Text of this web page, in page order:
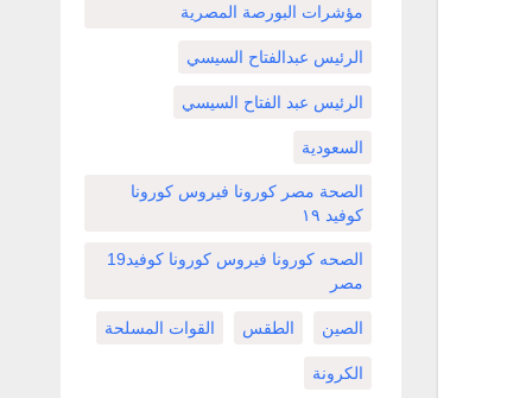
مؤشرات البورصة المصرية
الرئيس عبدالفتاح السيسي
الرئيس عبد الفتاح السيسي
السعودية
الصحة مصر كورونا فيروس كورونا
كوفيد ١٩
الصحه كورونا فيروس كورونا كوفيد19
مصر
الصين الطقس القوات المسلحة
الكرونة